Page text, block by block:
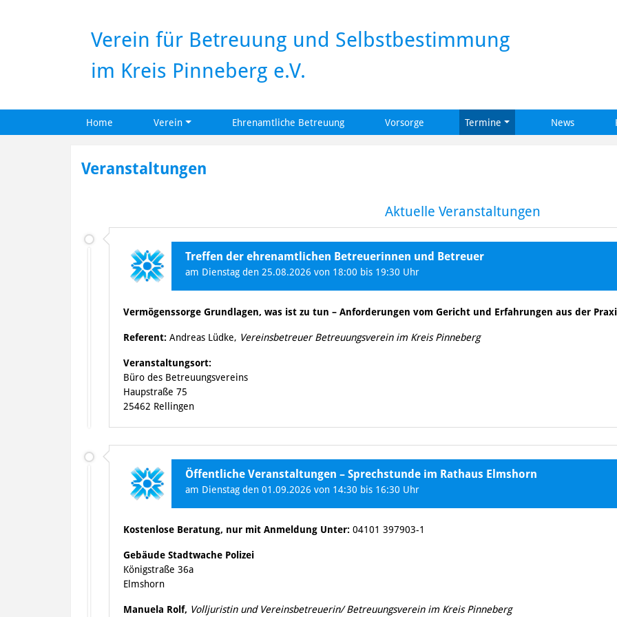
Verein für Betreuung und Selbstbestimmung
im Kreis Pinneberg e.V.
Home Verein Ehrenamtliche Betreuung Vorsorge Termine News
Veranstaltungen
Aktuelle Veranstaltungen
Treffen der ehrenamtlichen Betreuerinnen und Betreuer
am Dienstag den 25.08.2026 von 18:00 bis 19:30 Uhr
Vermögenssorge Grundlagen, was ist zu tun – Anforderungen vom Gericht und Erfahrungen aus der
Referent: Andreas Lüdke, Vereinsbetreuer Betreuungsverein im Kreis Pinneberg
Veranstaltungsort:
Büro des Betreuungsvereins
Haupstraße 75
25462 Rellingen
Öffentliche Veranstaltungen – Sprechstunde im Rathaus Elmshorn
am Dienstag den 01.09.2026 von 14:30 bis 16:30 Uhr
Kostenlose Beratung, nur mit Anmeldung Unter: 04101 397903-1
Gebäude Stadtwache Polizei
Königstraße 36a
Elmshorn
Manuela Rolf, Volljuristin und Vereinsbetreuerin/ Betreuungsverein im Kreis Pinneberg